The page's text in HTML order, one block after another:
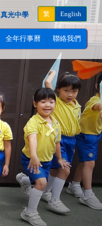
真光中學 繁 English
全年行事曆 聯絡我們
Next